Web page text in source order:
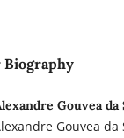
Gouvea
Gouvea